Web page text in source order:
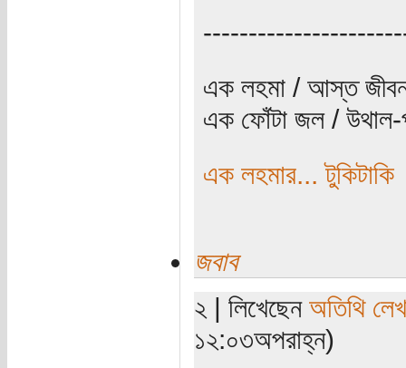
এক লহমা / আস্ত
এক ফোঁটা জল /
এক লহমার... টুকিটাকি
জবাব
২ | লিখেছেন অতিথি
১২:০৩অপরাহ্ন)